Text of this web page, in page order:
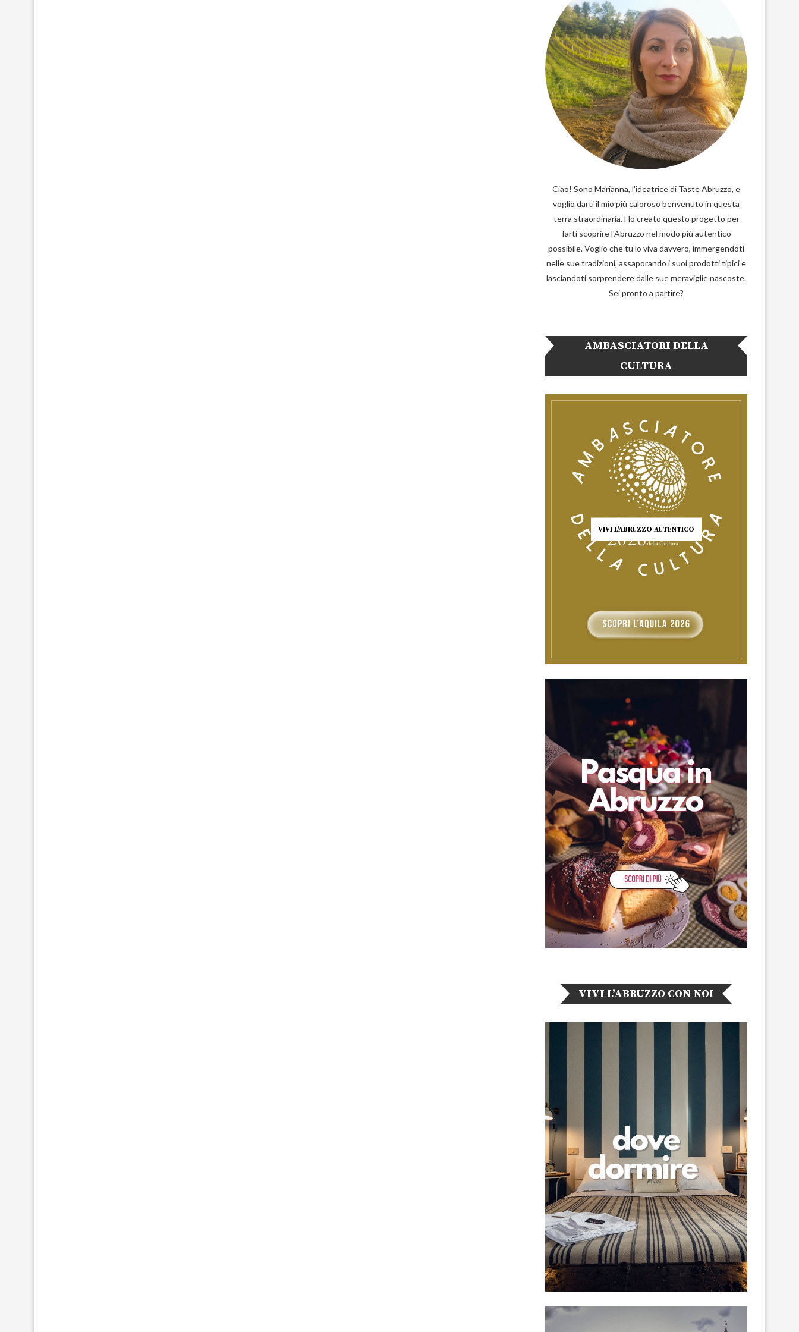
Ciao! Sono Marianna, l'ideatrice di Taste Abruzzo, e
voglio darti il mio più caloroso benvenuto in questa
terra straordinaria. Ho creato questo progetto per
farti scoprire l'Abruzzo nel modo più autentico
possibile. Voglio che tu lo viva davvero, immergendoti
nelle sue tradizioni, assaporando i suoi prodotti tipici e
lasciandoti sorprendere dalle sue meraviglie nascoste.
Sei pronto a partire?
AMBASCIATORI DELLA
CULTURA
VIVI L'ABRUZZO AUTENTICO
VIVI L’ABRUZZO CON NOI